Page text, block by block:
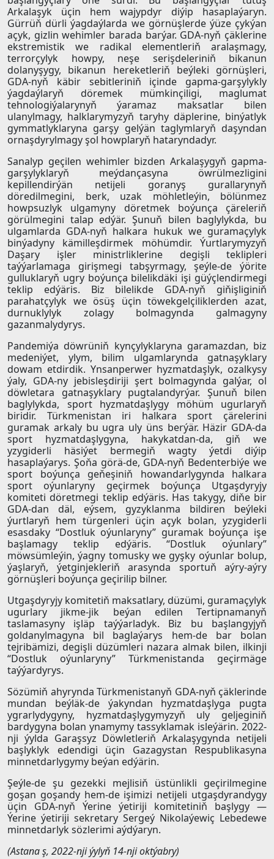
Arkalaşyk üçin hem wajypdyr diýip hasaplaýaryn.
Gürrüň dürli ýagdaýlarda we görnüşlerde ýüze çykýan
açyk, gizlin wehimler barada barýar. GDA-nyň çäklerine
ekstremistik we radikal elementleriň aralaşmagy,
terrorçylyk howpy, neşe serişdeleriniň bikanun
dolanyşygy, bikanun hereketleriň beýleki görnüşleri,
GDA-nyň käbir sebitleriniň içinde gapma-garşylykly
ýagdaýlaryň döremek mümkinçiligi, maglumat
tehnologiýalarynyň ýaramaz maksatlar bilen
ulanylmagy, halklarymyzyň taryhy däplerine, binýatlyk
gymmatlyklaryna garşy gelýän taglymlaryň daşyndan
ornaşdyrylmagy şol howplaryň hataryndadyr.
Sanalyp geçilen wehimler bizden Arkalaşygyň gapma-
garşylyklaryň meýdançasyna öwrülmezligini
kepillendirýän netijeli goranyş gurallarynyň
döredilmegini, berk, uzak möhletleýin, bölünmez
howpsuzlyk ulgamyny döretmek boýunça çäreleriň
görülmegini talap edýär. Şunuň bilen baglylykda, bu
ulgamlarda GDA-nyň halkara hukuk we guramaçylyk
binýadyny kämilleşdirmek möhümdir. Ýurtlarymyzyň
Daşary işler ministrliklerine degişli teklipleri
taýýarlamaga girişmegi tabşyrmagy, şeýle-de ýörite
gulluklaryň ugry boýunça bilelikdäki işi güýçlendirmegi
teklip edýäris. Biz bilelikde GDA-nyň giňişliginiň
parahatçylyk we ösüş üçin töwekgelçiliklerden azat,
durnuklylyk zolagy bolmagynda galmagyny
gazanmalydyrys.
Pandemiýa döwrüniň kynçylyklaryna garamazdan, biz
medeniýet, ylym, bilim ulgamlarynda gatnaşyklary
dowam etdirdik. Ynsanperwer hyzmatdaşlyk, ozalkysy
ýaly, GDA-ny jebisleşdiriji şert bolmagynda galýar, ol
döwletara gatnaşyklary pugtalandyrýar. Şunuň bilen
baglylykda, sport hyzmatdaşlygy möhüm ugurlaryň
biridir. Türkmenistan iri halkara sport çärelerini
guramak arkaly bu ugra uly üns berýär. Häzir GDA-da
sport hyzmatdaşlygyna, hakykatdan-da, giň we
yzygiderli häsiýet bermegiň wagty ýetdi diýip
hasaplaýarys. Şoňa görä-de, GDA-nyň Bedenterbiýe we
sport boýunça geňeşiniň howandarlygynda halkara
sport oýunlaryny geçirmek boýunça Utgaşdyryjy
komiteti döretmegi teklip edýäris. Has takygy, diňe bir
GDA-dan däl, eýsem, gyzyklanma bildiren beýleki
ýurtlaryň hem türgenleri üçin açyk bolan, yzygiderli
esasdaky “Dostluk oýunlaryny” guramak boýunça işe
başlamagy teklip edýäris. “Dostluk oýunlary”
möwsümleýin, ýagny tomusky we gyşky oýunlar bolup,
ýaşlaryň, ýetginjekleriň arasynda sportuň aýry-aýry
görnüşleri boýunça geçirilip bilner.
Utgaşdyryjy komitetiň maksatlary, düzümi, guramaçylyk
ugurlary jikme-jik beýan edilen Tertipnamanyň
taslamasyny işläp taýýarladyk. Biz bu başlangyjyň
goldanylmagyna bil baglaýarys hem-de bar bolan
tejribämizi, degişli düzümleri nazara almak bilen, ilkinji
“Dostluk oýunlaryny” Türkmenistanda geçirmäge
taýýardyrys.
Sözümiň ahyrynda Türkmenistanyň GDA-nyň çäklerinde
mundan beýläk-de ýakyndan hyzmatdaşlyga pugta
ygrarlydygyny, hyzmatdaşlygymyzyň uly geljeginiň
bardygyna bolan ynamymy tassyklamak isleýärin. 2022-
nji ýylda Garaşsyz Döwletleriň Arkalaşygynda netijeli
başlyklyk edendigi üçin Gazagystan Respublikasyna
minnetdarlygymy beýan edýärin.
Şeýle-de şu gezekki mejlisiň üstünlikli geçirilmegine
goşan goşandy hem-de işimizi netijeli utgaşdyrandygy
üçin GDA-nyň Ýerine ýetiriji komitetiniň başlygy —
Ýerine ýetiriji sekretary Sergeý Nikolaýewiç Lebedewe
minnetdarlyk sözlerimi aýdýaryn.
(Astana ş, 2022-nji ýylyň 14-nji oktýabry)